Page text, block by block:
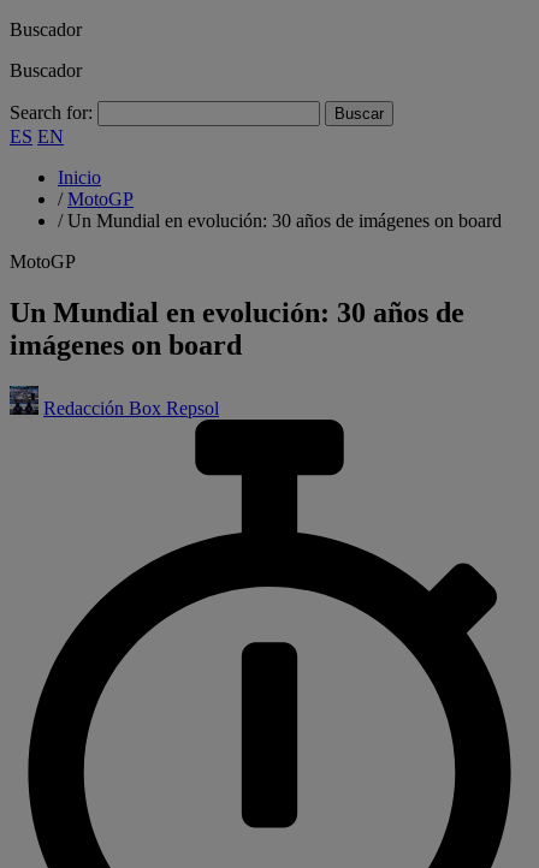
Buscador
Buscador
Search for:
ES EN
Inicio
/MotoGP
/Un Mundial en evolución: 30 años de imágenes on board
MotoGP
Un Mundial en evolución: 30 años de
imágenes on board
Redacción Box Repsol